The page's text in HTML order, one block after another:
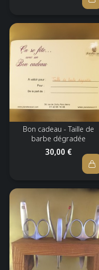
Bon cadeau - Taille de
barbe dégradée
30,00 €